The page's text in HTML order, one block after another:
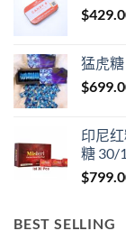
$
猛虎
$
印尼
糖 30/
$
BEST SELLING